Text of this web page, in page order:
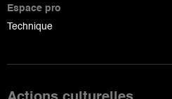
Espace pro
Technique